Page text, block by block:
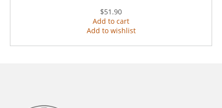
$51.90
Add to cart
Add to wishlist